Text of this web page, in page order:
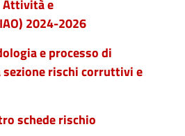
Attività e
2024-2026
e processo di
sezione rischi corruttivi e
schede rischio